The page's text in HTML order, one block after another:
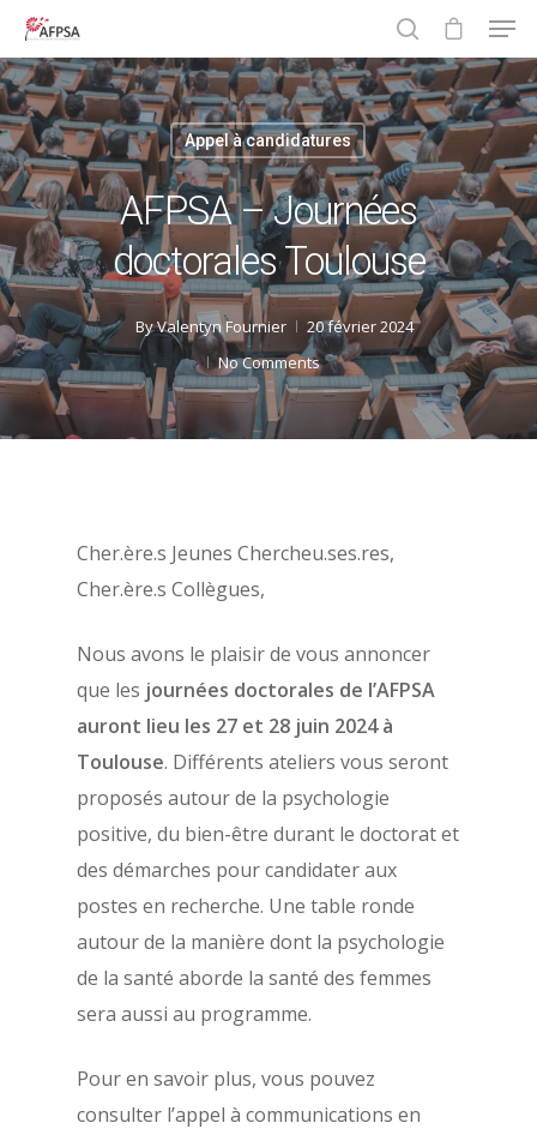
Hit enter to search or ESC to close
Appel à candidatures
AFPSA – Journées
doctorales Toulouse
ByValentyn Fournier
20 février 2024
No Comments
Cher.ère.s Jeunes Chercheu.ses.res,
Cher.ère.s Collègues,
Nous avons le plaisir de vous annoncer
que les journées doctorales de l’AFPSA
auront lieu les 27 et 28 juin 2024 à
Toulouse. Différents ateliers vous seront
proposés autour de la psychologie
positive, du bien-être durant le doctorat et
des démarches pour candidater aux
postes en recherche. Une table ronde
autour de la manière dont la psychologie
de la santé aborde la santé des femmes
sera aussi au programme.
Pour en savoir plus, vous pouvez
consulter l’appel à communications en
À propos